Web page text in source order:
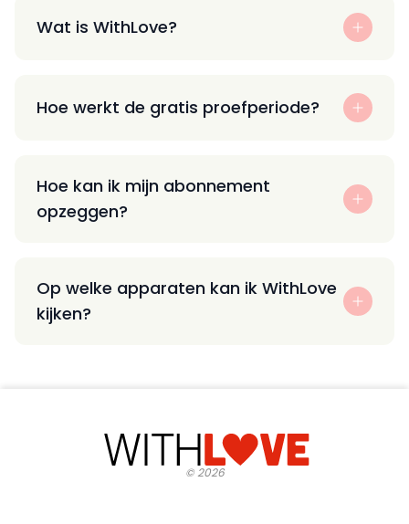
Wat is WithLove?
Hoe werkt de gratis proefperiode?
Hoe kan ik mijn abonnement
opzeggen?
Op welke apparaten kan ik WithLove
kijken?
©2026